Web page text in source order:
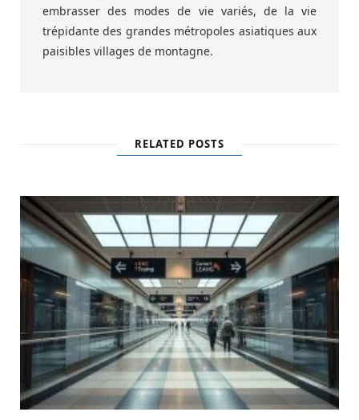
embrasser des modes de vie variés, de la vie
trépidante des grandes métropoles asiatiques aux
paisibles villages de montagne.
RELATED POSTS